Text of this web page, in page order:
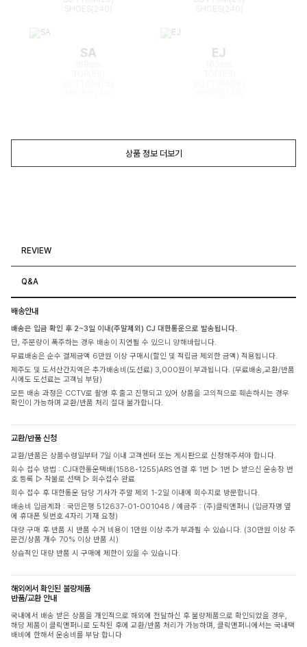
SA EJ
상품 정보 더보기
REVIEW
Q&A
배송안내
배송은 입금 확인 후 2~3일 이내(주말제외) CJ 대한통운으로 발송됩니다.
단, 주문량이 폭주하는 경우 배송이 지연될 수 있으니 양해바랍니다.
무료배송은 순수 결제금액 6만원 이상 구매시(할인 및 적립금 제외한 금액) 적용됩니다.
제주도 및 도서산간지역은 추가배송비(도선료) 3,000원이 부과됩니다. (무료배송,교환/반품
시에도 도선료는 고객님 부담)
모든 배송 과정은 CCTV로 촬영 후 출고 진행되고 있어 상품을 고의적으로 훼손하시는 경우
확인이 가능하며 교환/반품 처리 절대 불가합니다.
교환/반품 신청
교환/반품은 상품수령일부터 7일 이내 고객센터 또는 게시판으로 신청해주셔야 합니다.
회수 접수 방법 : CJ대한통운택배(1588-1255)ARS 연결 후 1번 ▷ 1번 ▷ 받으신 운송장 번
호 등록 ▷ 착불로 선택 ▷ 회수접수 완료
회수 접수 후 대한통운 담당 기사가 주말 제외 1-2일 이내에 회수지로 방문합니다.
배송비 입금계좌 : 국민은행 512637-01-001048 / 예금주 : (주)클릭앤퍼니 (입금자명 옆
에 휴대폰 뒷번호 4자리 기재 요청)
대량 구매 후 반품 시 반품 수거 비용이 1만원 이상 추가 부과될 수 있습니다. (30만원 이상 주
문건/상품 개수 70% 이상 반품 시)
상습적인 대량 반품 시 구매에 제한이 있을 수 있습니다.
해외에서 확인된 불량제품
반품/교환 안내
국내에서 배송 받은 상품을 개인적으로 해외에 전달하신 후 불량제품으로 확인되었을 경우,
해당 제품이 클릭앤퍼니로 도착된 후에 교환/반품 처리가 가능하며, 클릭앤퍼니에서는 국내택
배비에 한해서 운송비를 부담 합니다